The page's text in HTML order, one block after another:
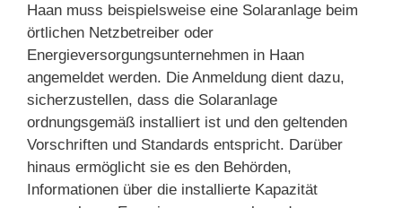
Haan muss beispielsweise eine Solaranlage beim
örtlichen Netzbetreiber oder
Energieversorgungsunternehmen in Haan
angemeldet werden. Die Anmeldung dient dazu,
sicherzustellen, dass die Solaranlage
ordnungsgemäß installiert ist und den geltenden
Vorschriften und Standards entspricht. Darüber
hinaus ermöglicht sie es den Behörden,
Informationen über die installierte Kapazität